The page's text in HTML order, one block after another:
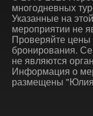
многодневных
Указанные на
мероприятии не
Проверяйте
бронирования.
не являются
Информация о
размещены